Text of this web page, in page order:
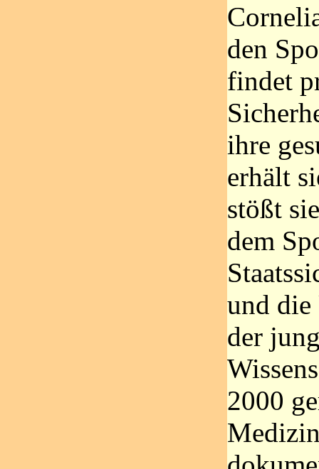
den
findet
ihre
erhält
stößt
dem
und die
der
2000